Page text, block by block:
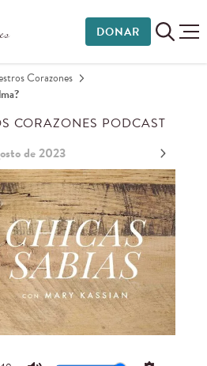
DONAR
Corazones
CORAZONES PODCAST
de 2023